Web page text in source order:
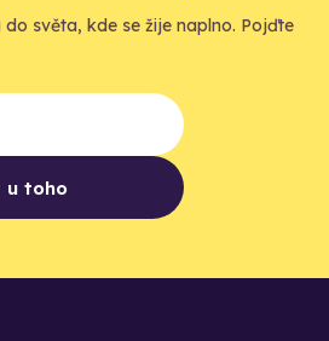
světa, kde se žije naplno. Pojďte
u toho